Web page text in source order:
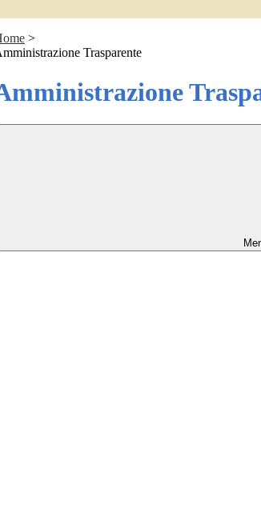
>
Trasparente